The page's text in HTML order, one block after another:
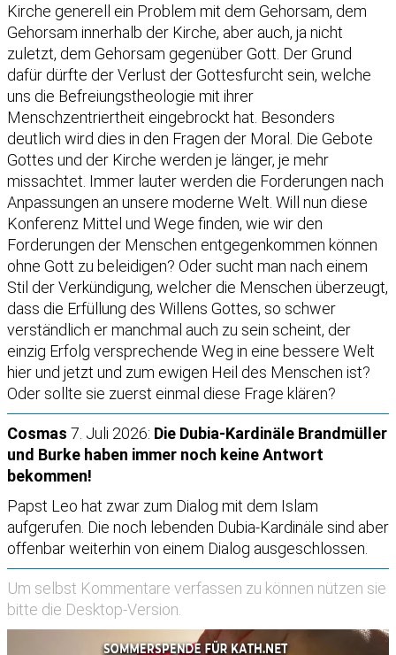
Kirche generell ein Problem mit dem Gehorsam, dem
Gehorsam innerhalb der Kirche, aber auch, ja nicht
zuletzt, dem Gehorsam gegenüber Gott. Der Grund
dafür dürfte der Verlust der Gottesfurcht sein, welche
uns die Befreiungstheologie mit ihrer
Menschzentriertheit eingebrockt hat. Besonders
deutlich wird dies in den Fragen der Moral. Die Gebote
Gottes und der Kirche werden je länger, je mehr
missachtet. Immer lauter werden die Forderungen nach
Anpassungen an unsere moderne Welt. Will nun diese
Konferenz Mittel und Wege finden, wie wir den
Forderungen der Menschen entgegenkommen können
ohne Gott zu beleidigen? Oder sucht man nach einem
Stil der Verkündigung, welcher die Menschen überzeugt,
dass die Erfüllung des Willens Gottes, so schwer
verständlich er manchmal auch zu sein scheint, der
einzig Erfolg versprechende Weg in eine bessere Welt
hier und jetzt und zum ewigen Heil des Menschen ist?
Oder sollte sie zuerst einmal diese Frage klären?
Cosmas 7. Juli 2026: Die Dubia-Kardinäle Brandmüller
und Burke haben immer noch keine Antwort
bekommen!
Papst Leo hat zwar zum Dialog mit dem Islam
aufgerufen. Die noch lebenden Dubia-Kardinäle sind aber
offenbar weiterhin von einem Dialog ausgeschlossen.
Um selbst Kommentare verfassen zu können nützen sie
bitte die Desktop-Version